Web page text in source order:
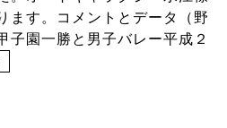
ます。コメントとデータ（野
子園一勝と男子バレー平成２